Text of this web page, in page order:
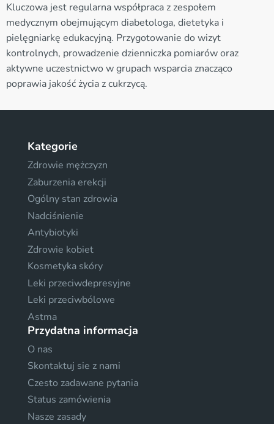
Kluczowa jest regularna współpraca z zespołem
medycznym obejmującym diabetologa, dietetyka i
pielęgniarkę edukacyjną. Przygotowanie do wizyt
kontrolnych, prowadzenie dzienniczka pomiarów oraz
aktywne uczestnictwo w grupach wsparcia znacząco
poprawia jakość życia z cukrzycą.
Kategorie
Zdrowie mężczyzn
Zaburzenia erekcji
Ogólny stan zdrowia
Nadciśnienie
Antybiotyki
Zdrowie kobiet
Kosmetyka skóry
Leki przeciwdepresyjne
Leki przeciwbólowe
Astma
Przydatna informacja
O nas
Skontaktuj sie z nami
Czesto zadawane pytania
Status zamówienia
Nasze zasady